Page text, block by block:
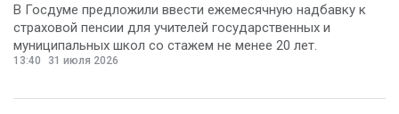
В Госдуме предложили ввести ежемесячную надбавку к
страховой пенсии для учителей государственных и
муниципальных школ со стажем не менее 20 лет.
13:40 31 июля 2026